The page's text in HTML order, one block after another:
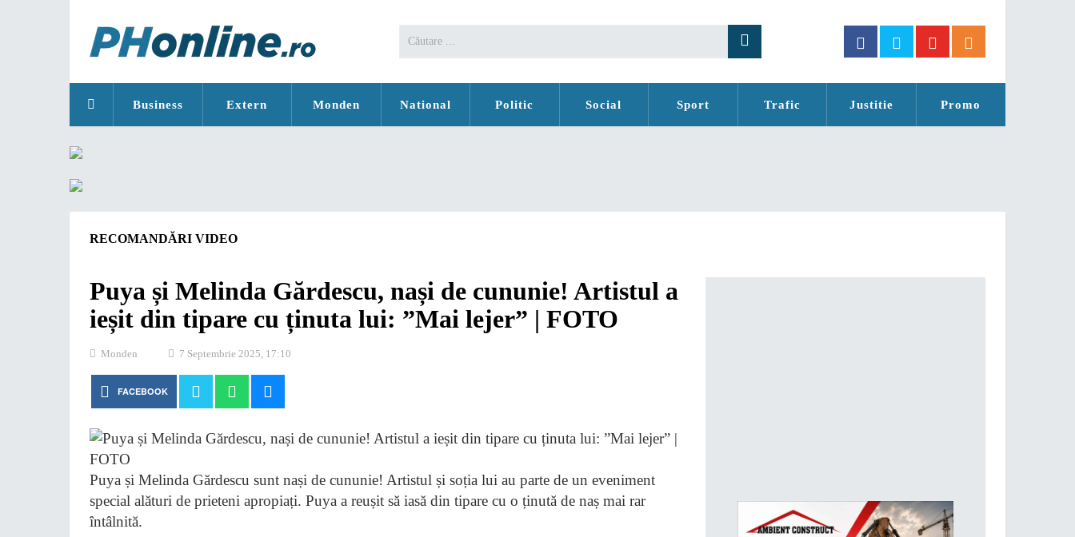
Business Extern Monden National Politic Social Sport Trafic Justitie Promo
RECOMANDĂRI VIDEO
Puya și Melinda Gărdescu, nași de cununie! Artistul a
ieșit din tipare cu ținuta lui: ”Mai lejer” | FOTO
Monden 7 Septembrie 2025, 17:10
FACEBOOK
Puya și Melinda Gărdescu sunt nași de cununie! Artistul și soția lui au parte de un eveniment
special alături de prieteni apropiați. Puya a reușit să iasă din tipare cu o ținută de naș mai rar
întâlnită.